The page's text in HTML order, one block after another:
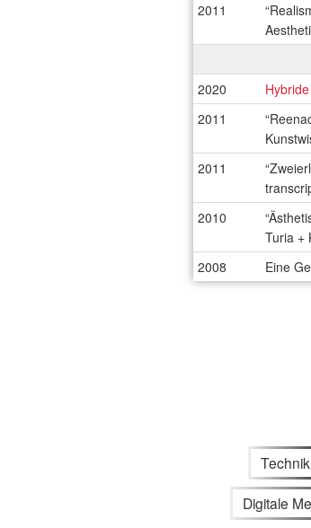
2011
2020
2011
2011
2010
Turia +
2008
Eine
Technik
Digitale